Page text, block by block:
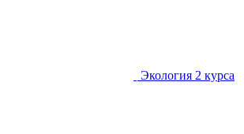
Экология 2 курса